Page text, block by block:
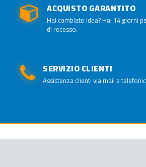
ACQUISTO GARANTITO
Hai cambiato idea? Hai 14 giorni
di recesso.
SERVIZIO CLIENTI
Assistenza clienti via mail e